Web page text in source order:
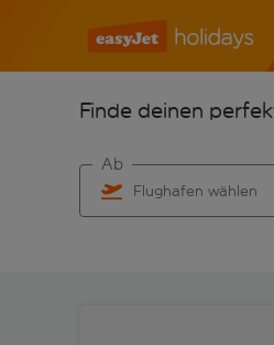
Finde deinen
Flughafen wählen
Ab